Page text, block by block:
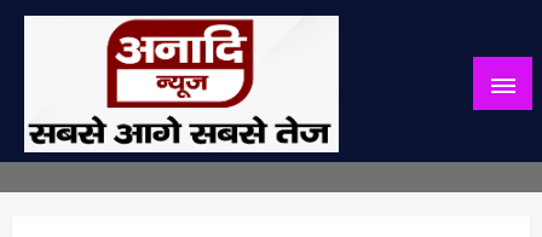
Skip
सबसे आगे सबसे तेज